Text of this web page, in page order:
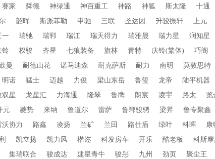
赛家 舜德 神绿通 神百重工 神路 神狐 斯太隆 十通
韶晖 斯派菲勒 申驰 三联 圣达因 升骏振轩 上元
一 瑞驰 瑞郓 瑞江 瑞天得力 瑞雅晟 瑞力星 润知星
铃 权骏 齐星 七狼装备 旗林 青特 庆铃(繁体) 巧阁
欧曼 耐德山花 诺马迪森 耐克萨斯 耐力 南明 莫敦思特
明诺 猛士 迈越 力俊 梁山东岳 鲁玺 龙帝 陆平机器
双星 龙星汇 力海通 隆翠 鲁鹰 朗宸 凌宇 路太 览
元 菱势 来纳 鲁道尔 雷萨 鲁郓骏骋 梁昇 鲁专聚鑫
沃协力 路鑫 凌扬 兰矿 兰田 路仕盾 绿叶 科晖 康
凯立扬 凯力风 楷迩 科发房车 开乐 酷老板 科斯
集瑞联合 骏成达 建星青牛 骏彤 九州 劲页 聚尘王